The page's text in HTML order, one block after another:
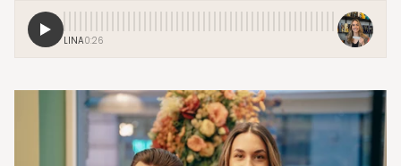
und mit echter Leidenschaft.
LINA0:26